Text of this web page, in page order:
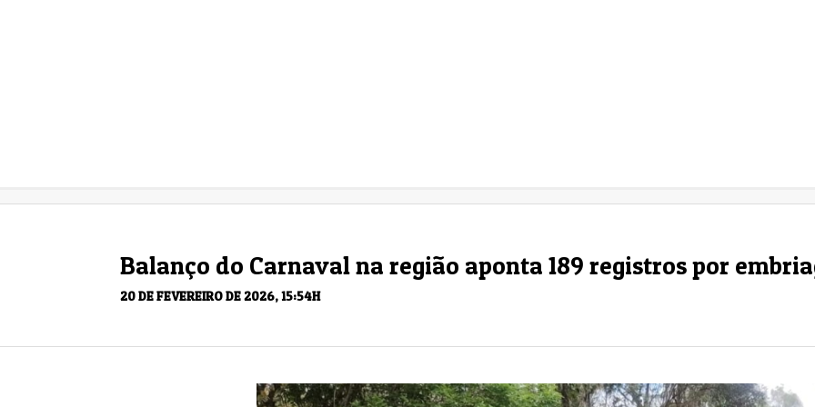
Balanço do Carnaval na região aponta 189 registros por
20 DE FEVEREIRO DE 2026, 15:54H